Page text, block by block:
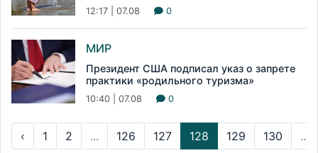
12:17 | 07.08 0
МИР
Президент США подписал указ о запрете
практики «родильного туризма»
10:40 | 07.08 0
‹ 1 2 ... 126 127 128 129 130 ...